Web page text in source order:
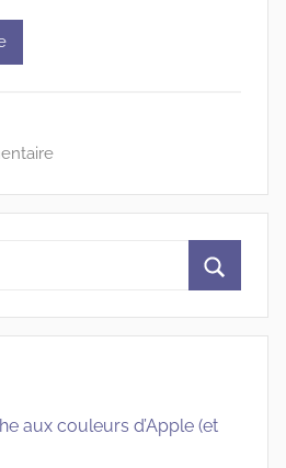
aux couleurs d’Apple (et